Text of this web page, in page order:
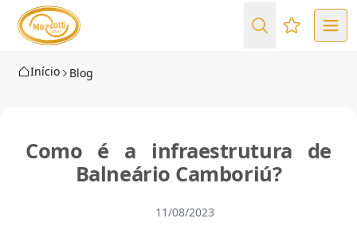
Favoritos
Início Blog
Como é a infraestrutura de
Balneário Camboriú?
11/08/2023